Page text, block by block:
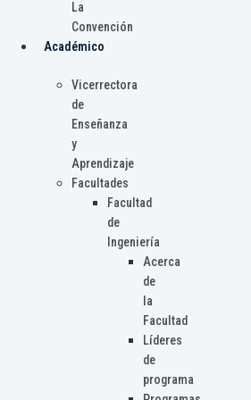
La
Convención
Académico
Vicerrectora
de
Enseñanza
y
Aprendizaje
Facultades
Facultad
de
Ingeniería
Acerca
de
la
Facultad
Líderes
de
programa